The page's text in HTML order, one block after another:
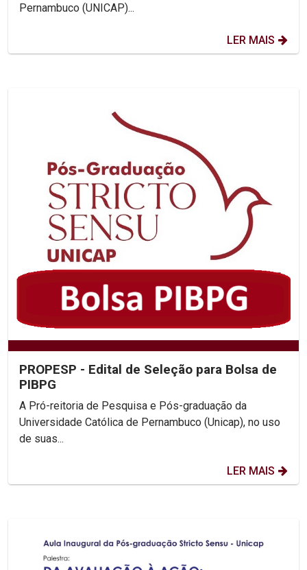
Pernambuco (UNICAP)...
LER MAIS
PROPESP - Edital de Seleção para Bolsa de
PIBPG
A Pró-reitoria de Pesquisa e Pós-graduação da
Universidade Católica de Pernambuco (Unicap), no uso
de suas...
LER MAIS